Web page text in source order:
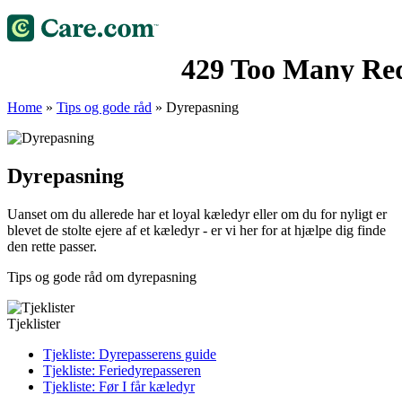
Home » Tips og gode råd » Dyrepasning
Dyrepasning
Uanset om du allerede har et loyal kæledyr eller om du for nyligt er
blevet de stolte ejere af et kæledyr - er vi her for at hjælpe dig finde
den rette passer.
Tips og gode råd om dyrepasning
Tjeklister
Tjekliste: Dyrepasserens guide
Tjekliste: Feriedyrepasseren
Tjekliste: Før I får kæledyr